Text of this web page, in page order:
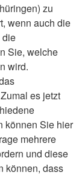
zu
wenn auch die
die
Sie, welche
wird.
es jetzt
können Sie hier
mehrere
und diese
können, dass